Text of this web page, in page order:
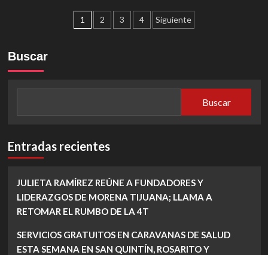
200
BODYCAMS
Paginación
1 2 3 4 Siguiente
Buscar
Buscar
Entradas recientes
JULIETA RAMÍREZ REÚNE A FUNDADORES Y
LIDERAZGOS DE MORENA TIJUANA; LLAMA A
RETOMAR EL RUMBO DE LA 4T
SERVICIOS GRATUITOS EN CARAVANAS DE SALUD
ESTA SEMANA EN SAN QUINTÍN, ROSARITO Y